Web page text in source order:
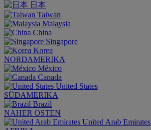
日本
Taiwan
Malaysia
China
Singapore
Korea
NORDAMERIKA
México
Canada
United States
SÜDAMERIKA
Brazil
NAHER OSTEN
United Arab Emirates